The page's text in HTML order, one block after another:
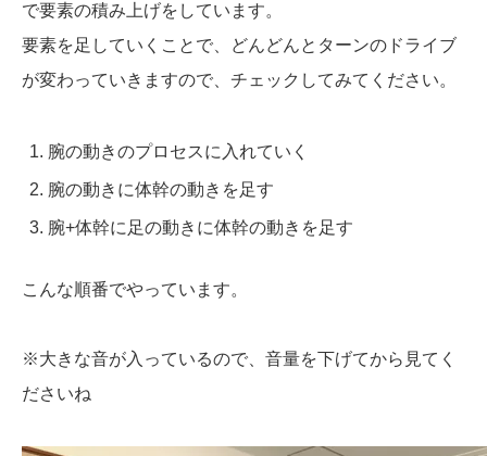
で要素の積み上げをしています。
要素を足していくことで、どんどんとターンのドライブ
が変わっていきますので、チェックしてみてください。
腕の動きのプロセスに入れていく
腕の動きに体幹の動きを足す
腕+体幹に足の動きに体幹の動きを足す
こんな順番でやっています。
※大きな音が入っているので、音量を下げてから見てく
ださいね